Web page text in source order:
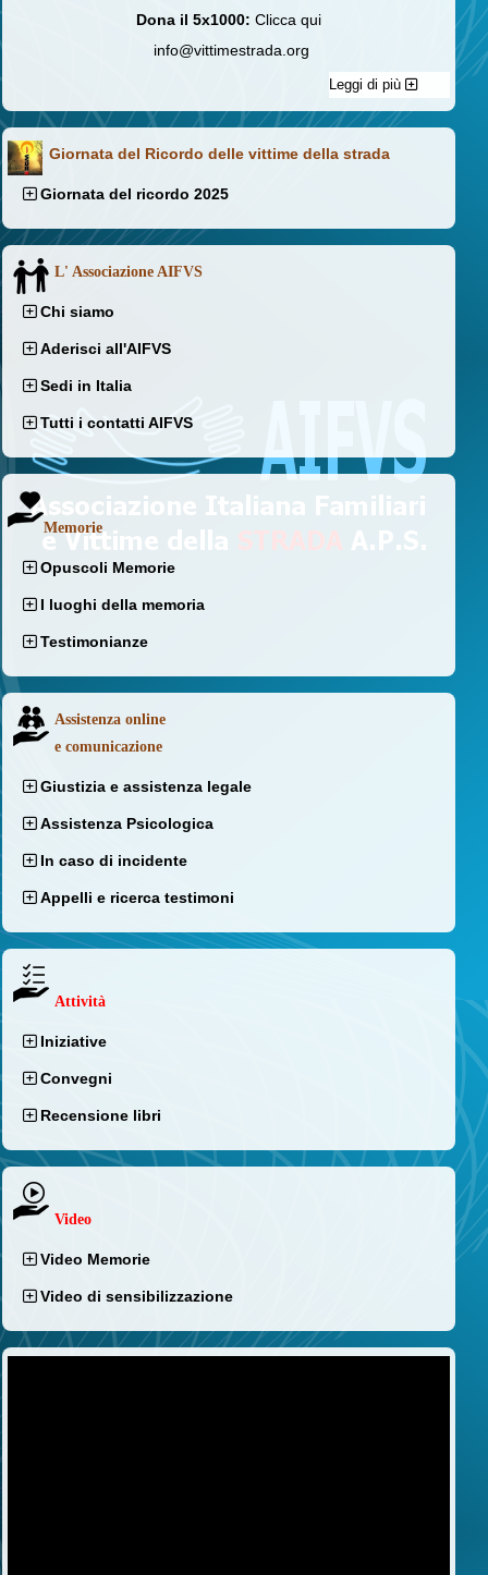
Dona il 5x1000: Clicca qui
info@vittimestrada.org
Leggi di più
Giornata del Ricordo delle vittime della strada
Giornata del ricordo 2025
L' Associazione AIFVS
Chi siamo
Aderisci all'AIFVS
Sedi in Italia
Tutti i contatti AIFVS
Memorie
Opuscoli Memorie
I luoghi della memoria
Testimonianze
Assistenza online
e comunicazione
Giustizia e assistenza legale
Assistenza Psicologica
In caso di incidente
Appelli e ricerca testimoni
Attività
Iniziative
Convegni
Recensione libri
Video
Video Memorie
Video di sensibilizzazione